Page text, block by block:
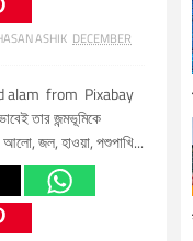
ASHIK DECEMBER
alam from Pixabay
তার জন্মভূমিকে
আলো, জল, হাওয়া, পশুপাখি...